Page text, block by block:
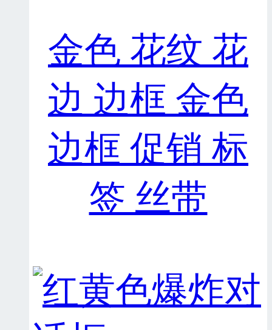
金色 花纹 花
边 边框 金色
边框 促销 标
签 丝带